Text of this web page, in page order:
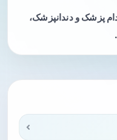
پزشک و دندانپزشک،